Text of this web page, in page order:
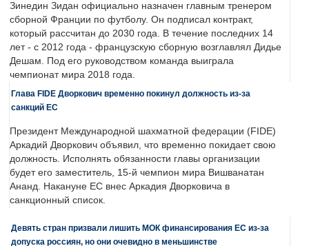
Зинедин Зидан официально назначен главным тренером
сборной Франции по футболу. Он подписал контракт,
который рассчитан до 2030 года. В течение последних 14
лет - с 2012 года - французскую сборную возглавлял Дидье
Дешам. Под его руководством команда выиграла
чемпионат мира 2018 года.
Глава FIDE Дворкович временно покинул должность из-за
санкций ЕС
Президент Международной шахматной федерации (FIDE)
Аркадий Дворкович объявил, что временно покидает свою
должность. Исполнять обязанности главы организации
будет его заместитель, 15-й чемпион мира Вишванатан
Ананд. Накануне ЕС внес Аркадия Дворковича в
санкционный список.
Девять стран призвали лишить МОК финансирования ЕС из-за
допуска россиян, но они очевидно в меньшинстве